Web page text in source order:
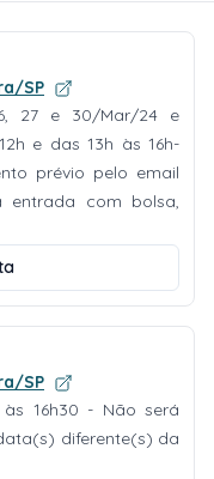
SP
27 e 30/Mar/24 e
e das 13h às 16h-
prévio pelo email
entrada com bolsa,
SP
16h30 - Não será
diferente(s) da